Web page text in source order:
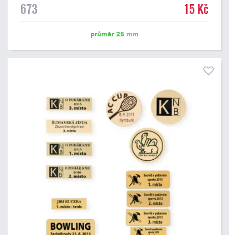
mm. Na štítek je možné vytisknout logo nebo text dle vašeho
673 15 Kč
průměr 25 mm